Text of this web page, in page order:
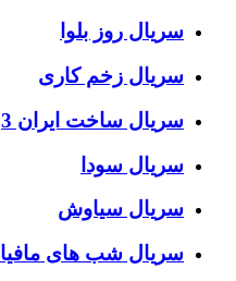
سریال روز بلوا
سریال زخم کاری
سریال ساخت ایران 3
سریال سودا
سریال سیاوش
سریال شب های مافیا